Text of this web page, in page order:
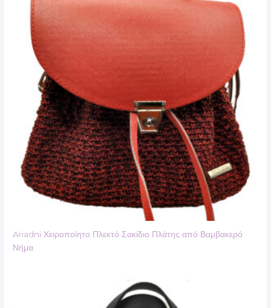
Ariadni Χειροποίητο Πλεκτό Σακίδιο Πλάτης από Βαμβακερό
Νήμα